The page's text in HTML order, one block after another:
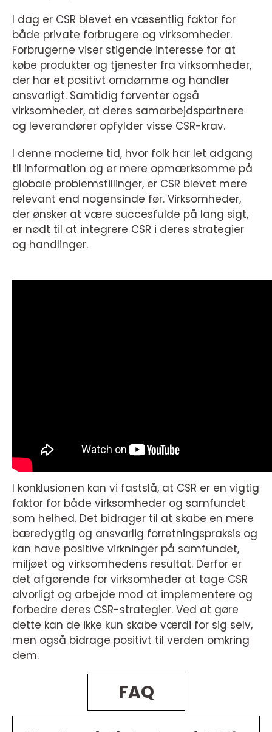
I dag er CSR blevet en væsentlig faktor for
både private forbrugere og virksomheder.
Forbrugerne viser stigende interesse for at
købe produkter og tjenester fra virksomheder,
der har et positivt omdømme og handler
ansvarligt. Samtidig forventer også
virksomheder, at deres samarbejdspartnere
og leverandører opfylder visse CSR-krav.
I denne moderne tid, hvor folk har let adgang
til information og er mere opmærksomme på
globale problemstillinger, er CSR blevet mere
relevant end nogensinde før. Virksomheder,
der ønsker at være succesfulde på lang sigt,
er nødt til at integrere CSR i deres strategier
og handlinger.
I konklusionen kan vi fastslå, at CSR er en vigtig
faktor for både virksomheder og samfundet
som helhed. Det bidrager til at skabe en mere
bæredygtig og ansvarlig forretningspraksis og
kan have positive virkninger på samfundet,
miljøet og virksomhedens resultat. Derfor er
det afgørende for virksomheder at tage CSR
alvorligt og arbejde mod at implementere og
forbedre deres CSR-strategier. Ved at gøre
dette kan de ikke kun skabe værdi for sig selv,
men også bidrage positivt til verden omkring
dem.
FAQ